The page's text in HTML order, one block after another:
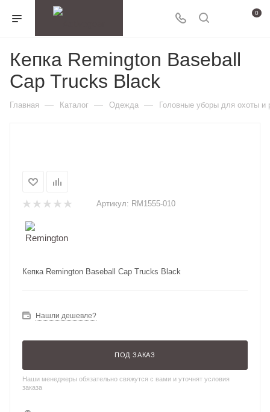
0
Кепка Remington Baseball
Cap Trucks Black
Главная — Каталог — Одежда — Головные уборы для охоты и
Артикул: RM1555-010
Кепка Remington Baseball Cap Trucks Black
Нашли дешевле?
ПОД ЗАКАЗ
Наши менеджеры обязательно свяжутся с вами и уточнят условия
заказа